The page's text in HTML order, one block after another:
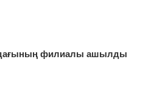
филиалы ашылды